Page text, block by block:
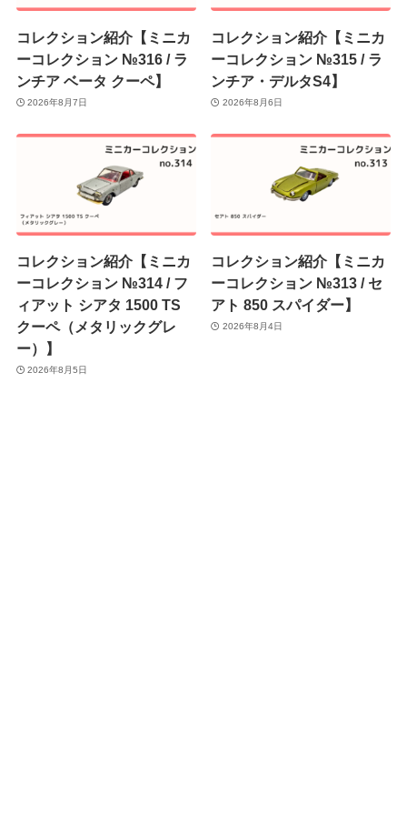
コレクション紹介【ミニカ
ーコレクション №316 / ラ
ンチア ベータ クーペ】
2026年8月7日
コレクション紹介【ミニカ
ーコレクション №315 / ラ
ンチア・デルタS4】
2026年8月6日
コレクション紹介【ミニカ
ーコレクション №314 / フ
ィアット シアタ 1500 TS
クーペ（メタリックグレ
ー）】
2026年8月5日
コレクション紹介【ミニカ
ーコレクション №313 / セ
アト 850 スパイダー】
2026年8月4日